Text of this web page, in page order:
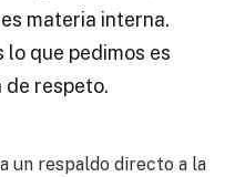
materia interna.
lo que pedimos es
de respeto.
un respaldo directo a la